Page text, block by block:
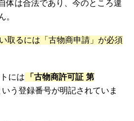
体は合法であり、今のところ違
。
取るには「古物商申請」が必須
には
「古物商許可証 第
いう登録番号が明記されていま